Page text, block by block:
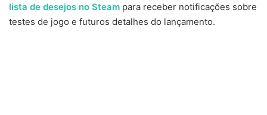
lista de desejos no Steam para receber notificações sobre
testes de jogo e futuros detalhes do lançamento.